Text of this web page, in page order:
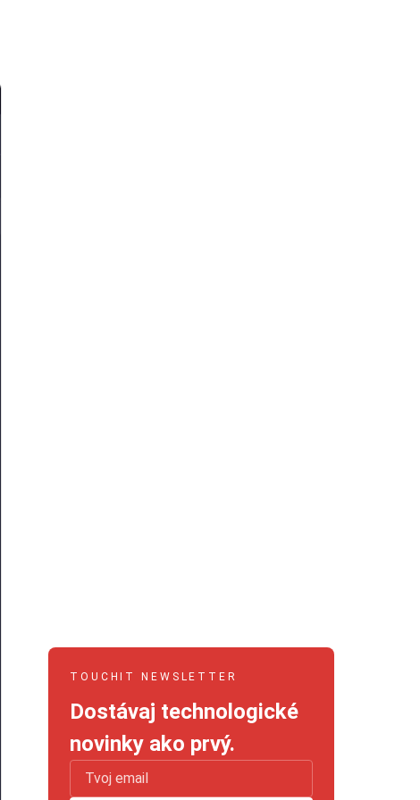
TOUCHIT NEWSLETTER
Dostávaj technologické
novinky ako prvý.